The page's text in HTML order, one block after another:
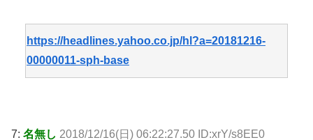
https://headlines.yahoo.co.jp/hl?a=20181216-
00000011-sph-base
7: 名無し 2018/12/16(日) 06:22:27.50 ID:xrY/s8EE0